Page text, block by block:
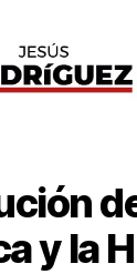
y la
e
ú